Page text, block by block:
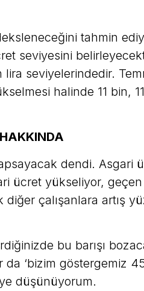
tahmin
seviyesini
seviyelerindedir.
halinde 11 bin,
dendi. Asgari
ücret yükseliyor,
diğer çalışanlara artış
bu barışı
‘bizim göstergemiz
düşünüyorum.